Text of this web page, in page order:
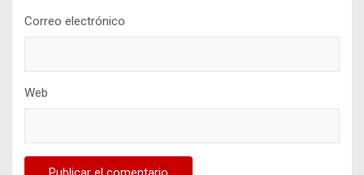
Correo electrónico
Web